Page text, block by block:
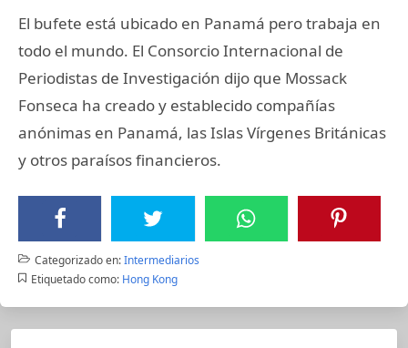
El bufete está ubicado en Panamá pero trabaja en
todo el mundo. El Consorcio Internacional de
Periodistas de Investigación dijo que Mossack
Fonseca ha creado y establecido compañías
anónimas en Panamá, las Islas Vírgenes Británicas
y otros paraísos financieros.
Categorizado en:Intermediarios
Etiquetado como: Hong Kong